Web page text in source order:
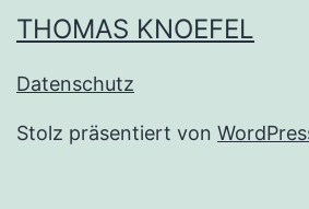
THOMAS KNOEFEL
Datenschutz
Stolz präsentiert von